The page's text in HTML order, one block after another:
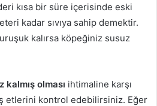
kısa bir süre içerisinde eski
kadar sıvıya sahip demektir.
kalırsa köpeğiniz susuz
kalmış olması ihtimaline karşı
etlerini kontrol edebilirsiniz. Eğer